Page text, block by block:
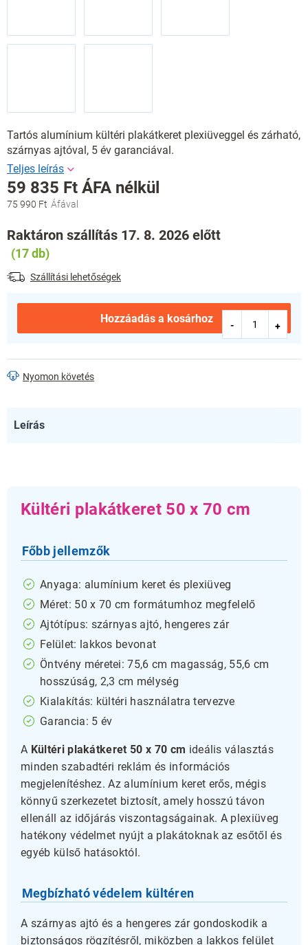
Tartós alumínium kültéri plakátkeret plexiüveggel és zárható,
szárnyas ajtóval, 5 év garanciával.
75 990 Ft
59 835 Ft ÁFA nélkül
Egységár:
Raktáron szállítás 17. 8. 2026 előtt
(17 db)
Szállítási lehetőségek
Hozzáadás a kosárhoz
Nyomon követés
Leírás
Kültéri plakátkeret 50 x 70 cm
Főbb jellemzők
Anyaga: alumínium keret és plexiüveg
Méret: 50 x 70 cm formátumhoz megfelelő
Ajtótípus: szárnyas ajtó, hengeres zár
Felület: lakkos bevonat
Öntvény méretei: 75,6 cm magasság, 55,6 cm
hosszúság, 2,3 cm mélység
Kialakítás: kültéri használatra tervezve
Garancia: 5 év
A Kültéri plakátkeret 50 x 70 cm ideális választás
minden szabadtéri reklám és információs
megjelenítéshez. Az alumínium keret erős, mégis
könnyű szerkezetet biztosít, amely hosszú távon
ellenáll az időjárás viszontagságainak. A plexiüveg
hatékony védelmet nyújt a plakátoknak az esőtől és
egyéb külső hatásoktól.
Megbízható védelem kültéren
A szárnyas ajtó és a hengeres zár gondoskodik a
biztonságos rögzítésről, miközben a lakkos felület